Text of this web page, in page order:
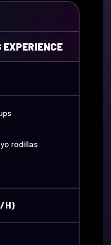
rodillas
H)